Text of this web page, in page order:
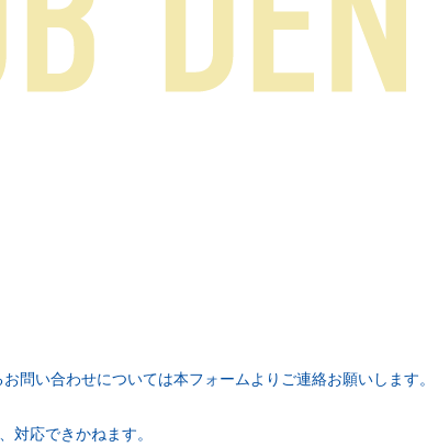
問い合わせについては本フォームよりご連絡お願いします。
対応できかねます。